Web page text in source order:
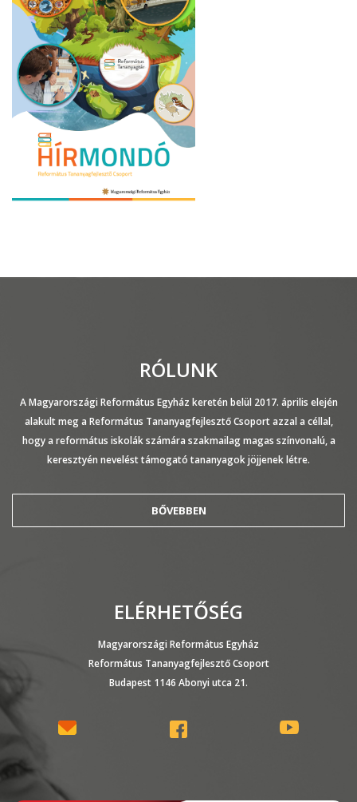
RÓLUNK
A Magyarországi Református Egyház keretén belül 2017. április elején
alakult meg a Református Tananyagfejlesztő Csoport azzal a céllal,
hogy a református iskolák számára szakmailag magas színvonalú, a
keresztyén nevelést támogató tananyagok jöjjenek létre.
BŐVEBBEN
ELÉRHETŐSÉG
Magyarországi Református Egyház
Református Tananyagfejlesztő Csoport
Budapest 1146 Abonyi utca 21.